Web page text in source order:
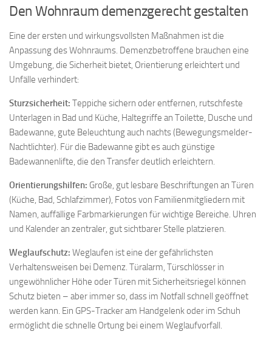
Den Wohnraum demenzgerecht gestalten
Eine der ersten und wirkungsvollsten Maßnahmen ist die
Anpassung des Wohnraums. Demenzbetroffene brauchen eine
Umgebung, die Sicherheit bietet, Orientierung erleichtert und
Unfälle verhindert:
Sturzsicherheit: Teppiche sichern oder entfernen, rutschfeste
Unterlagen in Bad und Küche, Haltegriffe an Toilette, Dusche und
Badewanne, gute Beleuchtung auch nachts (Bewegungsmelder-
Nachtlichter). Für die Badewanne gibt es auch günstige
Badewannenlifte, die den Transfer deutlich erleichtern.
Orientierungshilfen: Große, gut lesbare Beschriftungen an Türen
(Küche, Bad, Schlafzimmer), Fotos von Familienmitgliedern mit
Namen, auffällige Farbmarkierungen für wichtige Bereiche. Uhren
und Kalender an zentraler, gut sichtbarer Stelle platzieren.
Weglaufschutz: Weglaufen ist eine der gefährlichsten
Verhaltensweisen bei Demenz. Türalarm, Türschlösser in
ungewöhnlicher Höhe oder Türen mit Sicherheitsriegel können
Schutz bieten – aber immer so, dass im Notfall schnell geöffnet
werden kann. Ein GPS-Tracker am Handgelenk oder im Schuh
ermöglicht die schnelle Ortung bei einem Weglaufvorfall.